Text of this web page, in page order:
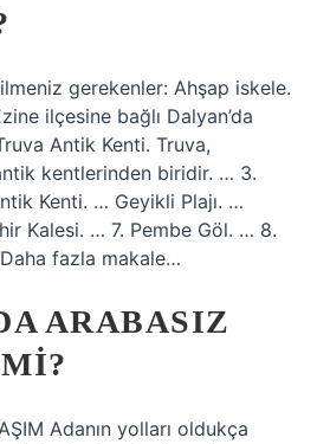
gerekenler: Ahşap iskele.
ilçesine bağlı Dalyan’da
Antik Kenti. Truva,
kentlerinden biridir. … 3.
Kenti. … Geyikli Plajı. …
Kalesi. … 7. Pembe Göl. … 8.
fazla makale…
ARABASIZ
Adanın yolları oldukça